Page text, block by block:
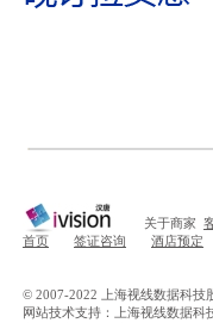
关于商家
首页
签证咨询 酒店预定
© 2007-2022 上海视线数据科技
网站技术支持：上海视线数据科